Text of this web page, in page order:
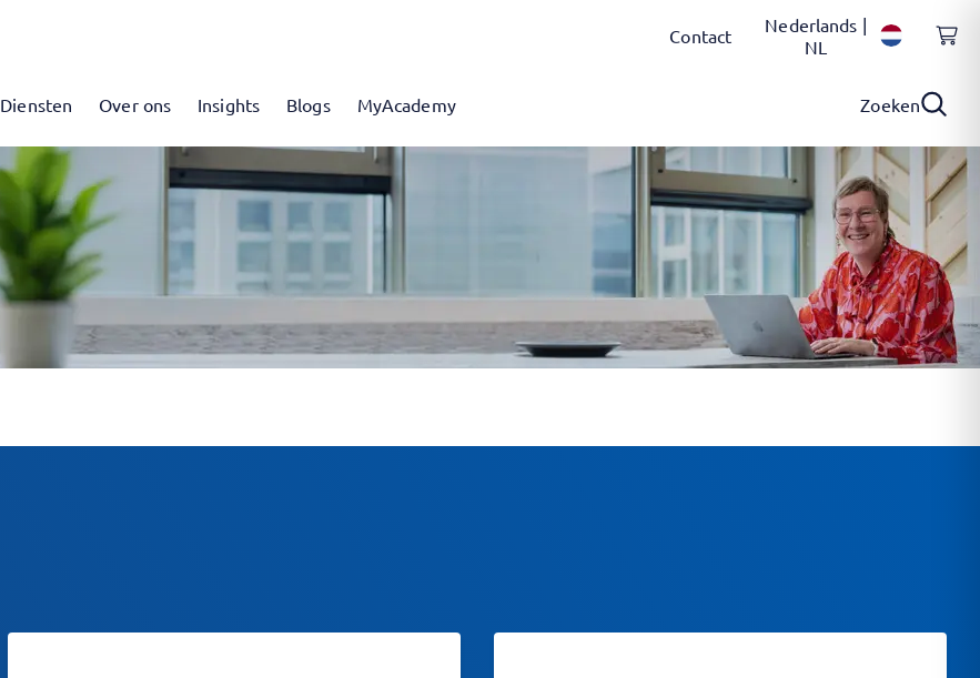
Contact
Nederlands |
NL
Diensten Over ons Insights Blogs MyAcademy Zoeken